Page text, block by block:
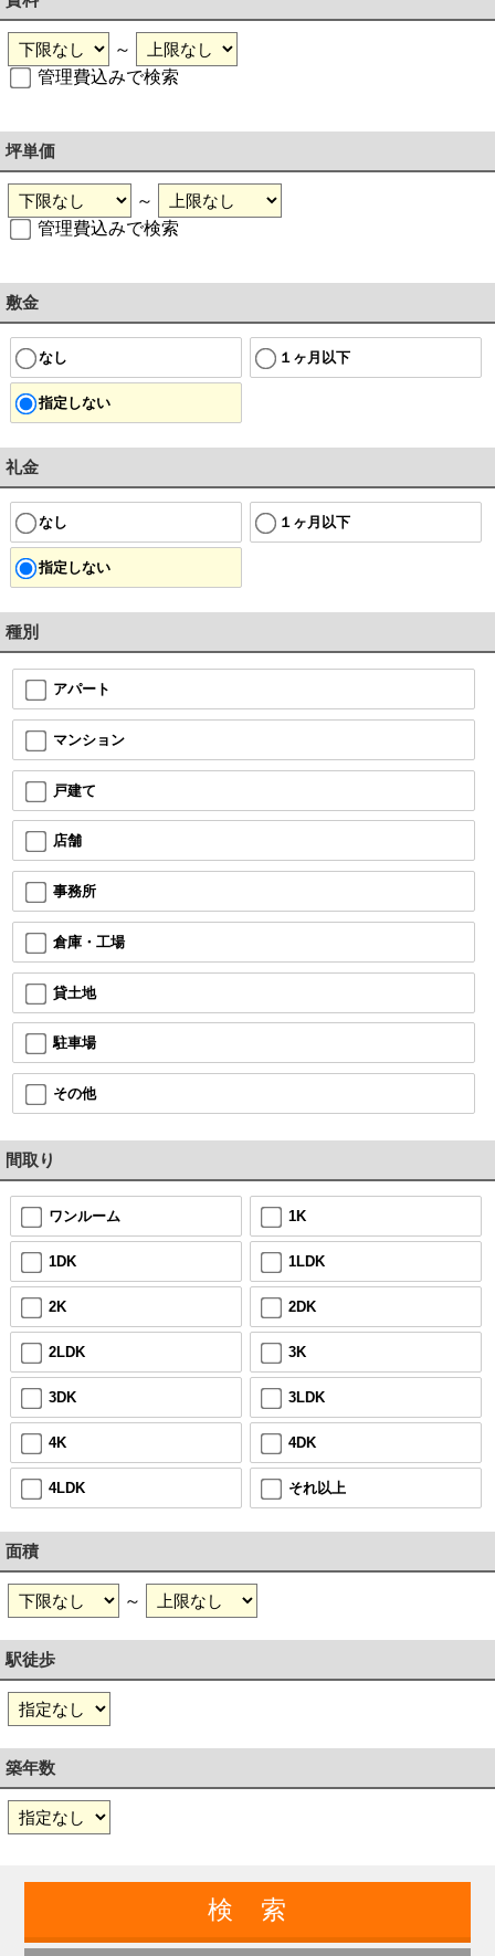
～
管理費込みで検索
坪単価
～
管理費込みで検索
敷金
なし １ヶ月以下
指定しない
礼金
なし １ヶ月以下
指定しない
種別
アパート
マンション
戸建て
店舗
事務所
倉庫・工場
貸土地
駐車場
その他
間取り
ワンルーム 1K
1DK 1LDK
2K 2DK
2LDK 3K
3DK 3LDK
4K 4DK
4LDK それ以上
面積
～
駅徒歩
築年数